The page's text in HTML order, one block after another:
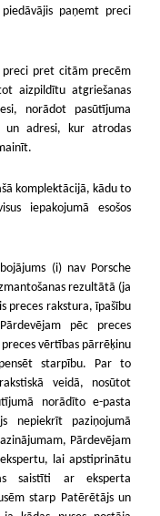
paņemt preci
pret citām precēm
aizpildītu atgriešanas
norādot pasūtījuma
un adresi, kur atrodas
komplektācijā, kādu to
iepakojumā esošos
(i) nav Porsche
rezultātā (ja
preces rakstura, īpašību
pēc preces
vērtības pārrēķinu
starpību. Par to
veidā, nosūtot
norādīto e-pasta
nepiekrīt paziņojumā
Pārdevējam
lai apstiprinātu
saistīti ar eksperta
starp Patērētājs un